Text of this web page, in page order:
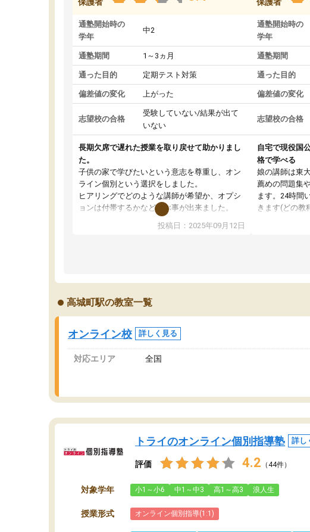
通塾開始時の
学年
中2
通塾期間 1～3ヵ月
通った目的 定期テスト対策
偏差値の変化 上がった
志望校の合格
受験していない/結果が出て
いない
長期欠席で遅れた授業を取り戻せて助かりまし
た。
子供の家で学びたいという意志を尊重し、オン
ライン個別という選択をしました。
ヒアリングでどのような講師が希望か、オプシ
ョンは付帯するかなど選ぶ事が出来ました。
講師とのマッチング後講師との初回ミーティン
グを行い、その講師で良いか他の講師を希望す
オンラインツールを使用した単語帳の共有があ
り宿題もそちらで出される形でした。
2ヶ月で担当講師の方がお辞めになると言う事で
講師変更の申し出があり、あまりに短期での変
更だった為、塾に通う事にして退会しました。
遅れも取り戻せ、授業内容や講師の方は良かっ
投稿日：2025年09月12日
通塾開始時の
学年
通塾期間
通った目的
偏差値の変化
志望校の合格
自宅で現役国
格で学べる
娘の講師は東
薦めの問題集
ます。24時間
きます(どの教
に決めれるの
思います。カ
ます。講師も
高城町駅の教室一覧
オンライン校 詳しく見る
対応エリア 全国
トライのオンライン個別指導塾 詳し
評価 4.2 （44件）
対象学年 小1～小6 中1～中3 高1～高3 浪人生
授業形式 オンライン個別指導(1:1)